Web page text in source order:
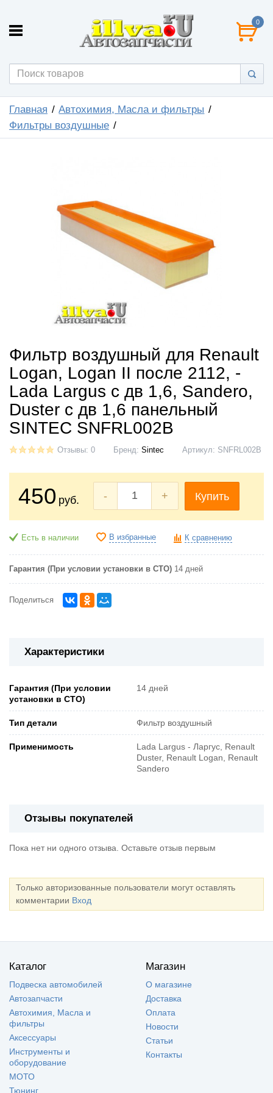
0
Главная
Автохимия, Масла и фильтры
Фильтры воздушные
Фильтр воздушный для Renault
Logan, Logan II после 2112, -
Lada Largus с дв 1,6, Sandero,
Duster с дв 1,6 панельный
SINTEC SNFRL002B
Отзывы: 0 Бренд: Sintec Артикул: SNFRL002B
450 руб. - + Купить
Есть в наличии В избранные К сравнению
Гарантия (При условии установки в СТО) 14 дней
Поделиться
Характеристики
Гарантия (При условии
установки в СТО)
14 дней
Тип детали Фильтр воздушный
Применимость
Lada Largus - Ларгус, Renault
Duster, Renault Logan, Renault
Sandero
Отзывы покупателей
Пока нет ни одного отзыва. Оставьте отзыв первым
Только авторизованные пользователи могут оставлять
комментарии Вход
Каталог
Подвеска автомобилей
Автозапчасти
Автохимия, Масла и
фильтры
Аксессуары
Инструменты и
оборудование
МОТО
Тюнинг
Магазин
О магазине
Доставка
Оплата
Новости
Статьи
Контакты